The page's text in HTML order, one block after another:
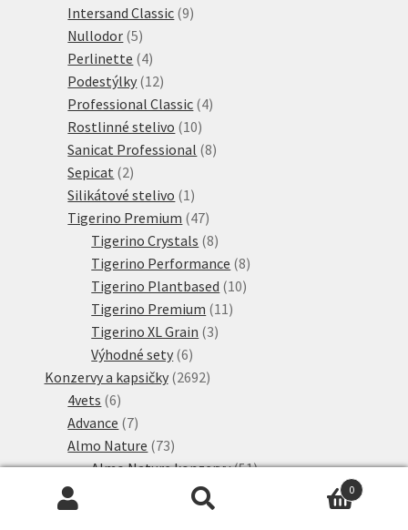
produkt
Intersand Classic 99
Nullodor 55
produktů
Perlinette 44
produkty
Podestýlky 1212
produktů
Professional Classic 44
Rostlinné stelivo 1010
produktů
Sanicat Professional 88
Sepicat 22
produkty
Silikátové stelivo 1 1
produkt
Tigerino Premium 4747
produktů
Tigerino Crystals 88
produktů
Tigerino Performance 88
produktů
Tigerino Plantbased 1010
Tigerino Premium 11 11
Tigerino XL Grain 33
Výhodné sety 66
produktů
Konzervy a kapsičky 26922692
4vets 66
produktů
Advance 77
produktů
Almo Nature 7373
produktů
Almo Nature konzervy 5151
Almo Nature Legend 0